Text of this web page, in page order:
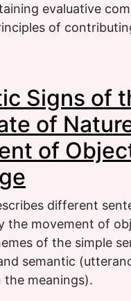
evaluative
of
de la Rose» by
Signs of
of
of
different
the movement of
of the simple
semantic
the meanings).